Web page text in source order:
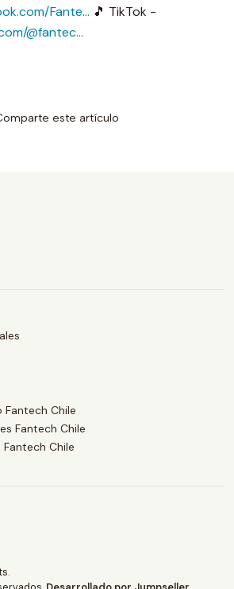
Fante... 🎵 TikTok -
@fantec...
este artículo
Chile
Fantech Chile
Chile